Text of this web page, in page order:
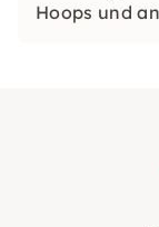
Hoops und